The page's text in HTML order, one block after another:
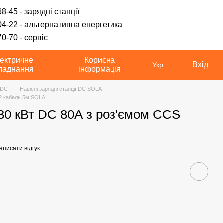
45 - зарядні станції
22 - альтернативна енергетика
70 - сервіс
Корисна
інформація
Укр Вхід
Навісні зарядні станції DC SOLA
кабель 5м SOLA
кВт DC 80А з роз'ємом CCS
відгук